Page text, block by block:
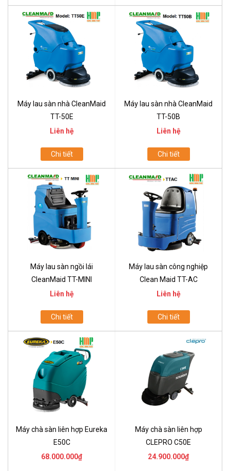
Máy lau sàn nhà CleanMaid
TT-50E
Liên hệ
Chi tiết
Máy lau sàn nhà CleanMaid
TT-50B
Liên hệ
Chi tiết
Máy lau sàn ngồi lái
CleanMaid TT-MINI
Liên hệ
Chi tiết
Máy lau sàn công nghiệp
Clean Maid TT-AC
Liên hệ
Chi tiết
Máy chà sàn liên hợp Eureka
E50C
68.000.000₫
Máy chà sàn liên hợp
CLEPRO C50E
24.900.000₫